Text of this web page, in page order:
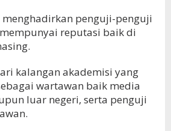
menghadirkan penguji-penguji
reputasi baik di
kalangan akademisi yang
wartawan baik media
luar negeri, serta penguji